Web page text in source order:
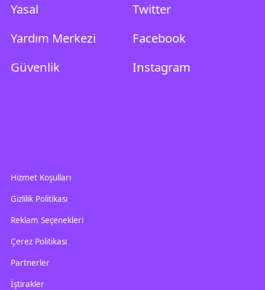
Yasal
Yardım Merkezi
Güvenlik
Twitter
Facebook
Instagram
Hizmet Koşulları
Gizlilik Politikası
Reklam Seçenekleri
Çerez Politikası
Partnerler
İştirakler